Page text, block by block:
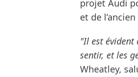
projet Audi
et de
"Il est évident
sentir, et les
Wheatley,